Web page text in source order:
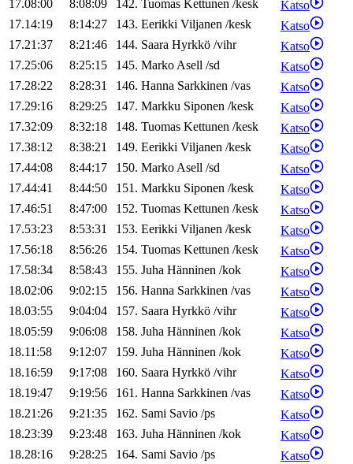
17.08:00
8:08:09 142. Tuomas Kettunen /kesk
Katso
17.14:19
8:14:27 143. Eerikki Viljanen /kesk
Katso
17.21:37
8:21:46 144. Saara Hyrkkö /vihr
Katso
17.25:06
8:25:15 145. MarkoAsell /sd
Katso
17.28:22
8:28:31 146. Hanna Sarkkinen /vas
Katso
17.29:16
8:29:25 147. Markku Siponen /kesk
Katso
17.32:09
8:32:18 148. Tuomas Kettunen /kesk
Katso
17.38:12
8:38:21 149. Eerikki Viljanen /kesk
Katso
17.44:08
8:44:17 150. MarkoAsell /sd
Katso
17.44:41
8:44:50 151. Markku Siponen /kesk
Katso
17.46:51
8:47:00 152. Tuomas Kettunen /kesk
Katso
17.53:23
8:53:31 153. Eerikki Viljanen /kesk
Katso
17.56:18
8:56:26 154. Tuomas Kettunen /kesk
Katso
17.58:34
8:58:43 155. Juha Hänninen /kok
Katso
18.02:06
9:02:15 156. Hanna Sarkkinen /vas
Katso
18.03:55
9:04:04 157. Saara Hyrkkö /vihr
Katso
18.05:59
9:06:08 158. Juha Hänninen /kok
Katso
18.11:58
9:12:07 159. Juha Hänninen /kok
Katso
18.16:59
9:17:08 160. Saara Hyrkkö /vihr
Katso
18.19:47
9:19:56 161. Hanna Sarkkinen /vas
Katso
18.21:26
9:21:35 162. Sami Savio /ps
Katso
18.23:39
9:23:48 163. Juha Hänninen /kok
Katso
18.28:16
9:28:25 164. Sami Savio /ps Katso